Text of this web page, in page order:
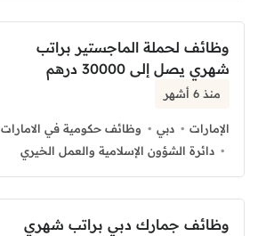
وظائف لحملة الماجستير براتب
شهري يصل إلى 30000 درهم
منذ 6 أشهر
الإمارات دبي
وظائف حكومية في الامارات
دائرة الشؤون الإسلامية والعمل الخيري
وظائف جمارك دبي براتب شهري